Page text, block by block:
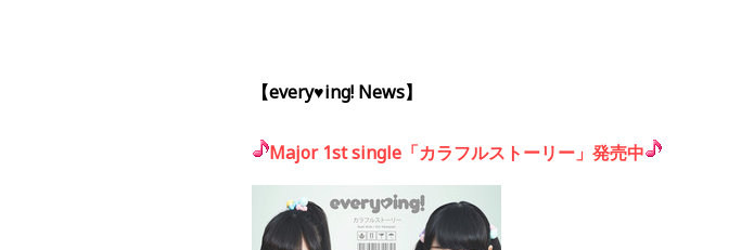
【every♥ing! News】
Major 1st single「カラフルストーリー」発売中